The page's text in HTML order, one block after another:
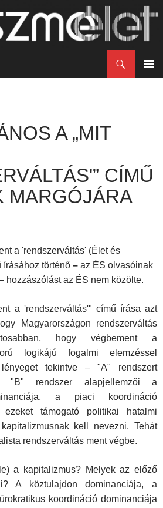
A „MIT
CÍMŰ
MARGÓJÁRA
a 'rendszerváltás' (Élet és
írásához történő – az ÉS olvasóinak
hozzászólást az ÉS nem közölte.
a 'rendszerváltás'" című írása azt
Magyarországon rendszerváltás
hogy végbement a
logikájú fogalmi elemzéssel
tekintve – "A" rendszert
"B" rendszer alapjellemzői a
a piaci koordináció
támogató politikai hatalmi
kell nevezni. Tehát
rendszerváltás ment végbe.
a kapitalizmus? Melyek az előző
A köztulajdon dominanciája, a
koordináció dominanciája